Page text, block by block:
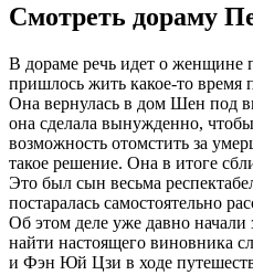
Смотреть дораму
В дораме речь идет о
пришлось жить какое-то
Она вернулась в дом Шен под
она сделала вынужденно,
возможность отомстить за
такое решение. Она в итоге
Это был сын весьма
постаралась самостоятельно
Об этом деле уже давно начали
найти настоящего виновника
и Фэн Юй Цзи в ходе